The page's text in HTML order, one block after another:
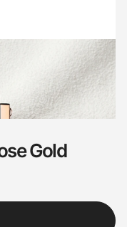
Gold